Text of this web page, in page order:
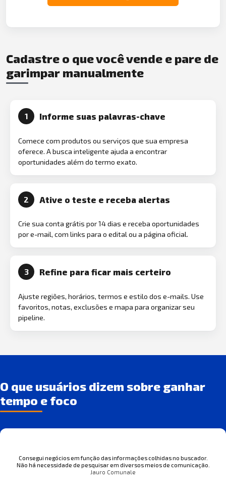
Cadastre o que você vende e pare de
garimpar manualmente
1 Informe suas palavras-chave
Comece com produtos ou serviços que sua empresa
oferece. A busca inteligente ajuda a encontrar
oportunidades além do termo exato.
2 Ative o teste e receba alertas
Crie sua conta grátis por 14 dias e receba oportunidades
por e-mail, com links para o edital ou a página oficial.
3 Refine para ficar mais certeiro
Ajuste regiões, horários, termos e estilo dos e-mails. Use
favoritos, notas, exclusões e mapa para organizar seu
pipeline.
O que usuários dizem sobre ganhar
tempo e foco
Consegui negócios em função das informações colhidas no buscador.
Não há necessidade de pesquisar em diversos meios de comunicação.
Jauro Comunale